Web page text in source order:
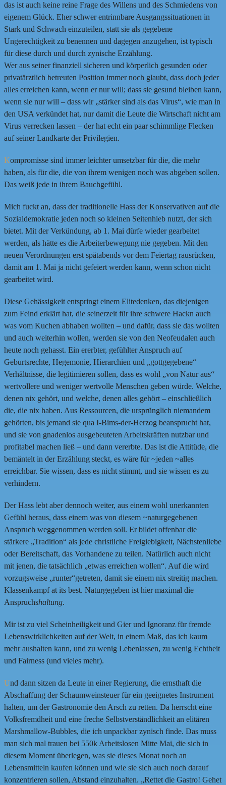
das ist auch keine reine Frage des Willens und des Schmiedens von
eigenem Glück. Eher schwer entrinnbare Ausgangssituationen in
Stark und Schwach einzuteilen, statt sie als gegebene
Ungerechtigkeit zu benennen und dagegen anzugehen, ist typisch
für diese durch und durch zynische Erzählung.
Wer aus seiner finanziell sicheren und körperlich gesunden oder
privatärztlich betreuten Position immer noch glaubt, dass doch jeder
alles erreichen kann, wenn er nur will; dass sie gesund bleiben kann,
wenn sie nur will – dass wir „stärker sind als das Virus“, wie man in
den USA verkündet hat, nur damit die Leute die Wirtschaft nicht am
Virus verrecken lassen – der hat echt ein paar schimmlige Flecken
auf seiner Landkarte der Privilegien.
Kompromisse sind immer leichter umsetzbar für die, die mehr
haben, als für die, die von ihrem wenigen noch was abgeben sollen.
Das weiß jede in ihrem Bauchgefühl.
Mich fuckt an, dass der traditionelle Hass der Konservativen auf die
Sozialdemokratie jeden noch so kleinen Seitenhieb nutzt, der sich
bietet. Mit der Verkündung, ab 1. Mai dürfe wieder gearbeitet
werden, als hätte es die Arbeiterbewegung nie gegeben. Mit den
neuen Verordnungen erst spätabends vor dem Feiertag rausrücken,
damit am 1. Mai ja nicht gefeiert werden kann, wenn schon nicht
gearbeitet wird.
Diese Gehässigkeit entspringt einem Elitedenken, das diejenigen
zum Feind erklärt hat, die seinerzeit für ihre schwere Hackn auch
was vom Kuchen abhaben wollten – und dafür, dass sie das wollten
und auch weiterhin wollen, werden sie von den Neofeudalen auch
heute noch gehasst. Ein ererbter, gefühlter Anspruch auf
Geburtsrechte, Hegemonie, Hierarchien und „gottgegebene“
Verhältnisse, die legitimieren sollen, dass es wohl „von Natur aus“
wertvollere und weniger wertvolle Menschen geben würde. Welche,
denen nix gehört, und welche, denen alles gehört – einschließlich
die, die nix haben. Aus Ressourcen, die ursprünglich niemandem
gehörten, bis jemand sie qua I-Bims-der-Herzog beansprucht hat,
und sie von gnadenlos ausgebeuteten Arbeitskräften nutzbar und
profitabel machen ließ – und dann vererbte. Das ist die Attitüde, die
bemäntelt in der Erzählung steckt, es wäre für ~jeden ~alles
erreichbar. Sie wissen, dass es nicht stimmt, und sie wissen es zu
verhindern.
Der Hass lebt aber dennoch weiter, aus einem wohl unerkannten
Gefühl heraus, dass einem was von diesem ~naturgegebenen
Anspruch weggenommen werden soll. Er bildet offenbar die
stärkere „Tradition“ als jede christliche Freigiebigkeit, Nächstenliebe
oder Bereitschaft, das Vorhandene zu teilen. Natürlich auch nicht
mit jenen, die tatsächlich „etwas erreichen wollen“. Auf die wird
vorzugsweise „runter“getreten, damit sie einem nix streitig machen.
Klassenkampf at its best. Naturgegeben ist hier maximal die
Anspruchshaltung.
Mir ist zu viel Scheinheiligkeit und Gier und Ignoranz für fremde
Lebenswirklichkeiten auf der Welt, in einem Maß, das ich kaum
mehr aushalten kann, und zu wenig Lebenlassen, zu wenig Echtheit
und Fairness (und vieles mehr).
Und dann sitzen da Leute in einer Regierung, die ernsthaft die
Abschaffung der Schaumweinsteuer für ein geeignetes Instrument
halten, um der Gastronomie den Arsch zu retten. Da herrscht eine
Volksfremdheit und eine freche Selbstverständlichkeit an elitären
Marshmallow-Bubbles, die ich unpackbar zynisch finde. Das muss
man sich mal trauen bei 550k Arbeitslosen Mitte Mai, die sich in
diesem Moment überlegen, was sie dieses Monat noch an
Lebensmitteln kaufen können und wie sie sich auch noch darauf
konzentrieren sollen, Abstand einzuhalten. „Rettet die Gastro! Gehet